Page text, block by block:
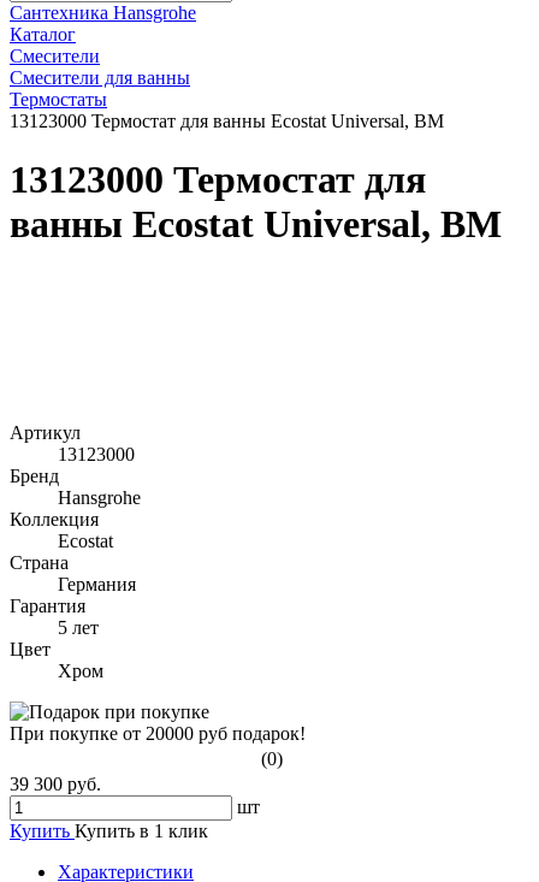
Сантехника Hansgrohe
Каталог
Смесители
Смесители для ванны
Термостаты
13123000 Термостат для ванны Ecostat Universal, ВМ
13123000 Термостат для
ванны Ecostat Universal, ВМ
Артикул
13123000
Бренд
Hansgrohe
Коллекция
Ecostat
Страна
Германия
Гарантия
5 лет
Цвет
Хром
При покупке от 20000 руб подарок!
(0)
39 300 руб.
шт
Купить Купить в 1 клик
Характеристики